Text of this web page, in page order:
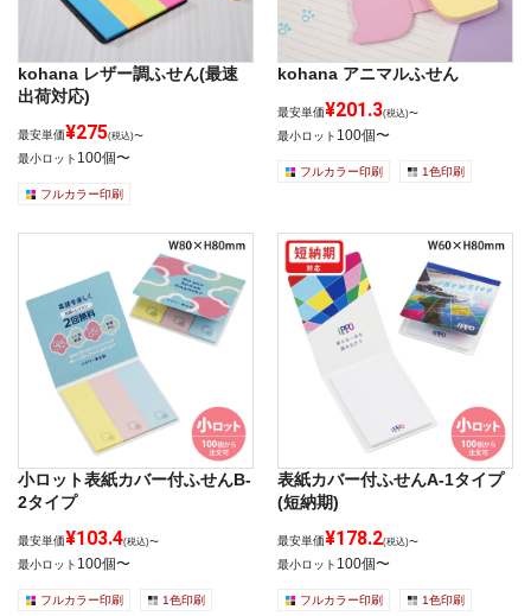
kohana レザー調ふせん(最速
出荷対応)
最安単価¥275(税込)〜
最小ロット 100個〜
フルカラー印刷
kohana アニマルふせん
最安単価¥201.3(税込)〜
最小ロット 100個〜
フルカラー印刷 1色印刷
小ロット表紙カバー付ふせんB-
2タイプ
最安単価¥103.4(税込)〜
最小ロット 100個〜
フルカラー印刷 1色印刷
表紙カバー付ふせんA-1タイプ
(短納期)
最安単価¥178.2(税込)〜
最小ロット 100個〜
フルカラー印刷 1色印刷